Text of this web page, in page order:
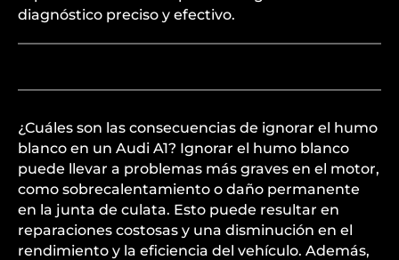
diagnóstico preciso y efectivo.
¿Cuáles son las consecuencias de ignorar el humo
blanco en un Audi A1? Ignorar el humo blanco
puede llevar a problemas más graves en el motor,
como sobrecalentamiento o daño permanente
en la junta de culata. Esto puede resultar en
reparaciones costosas y una disminución en el
rendimiento y la eficiencia del vehículo. Además,